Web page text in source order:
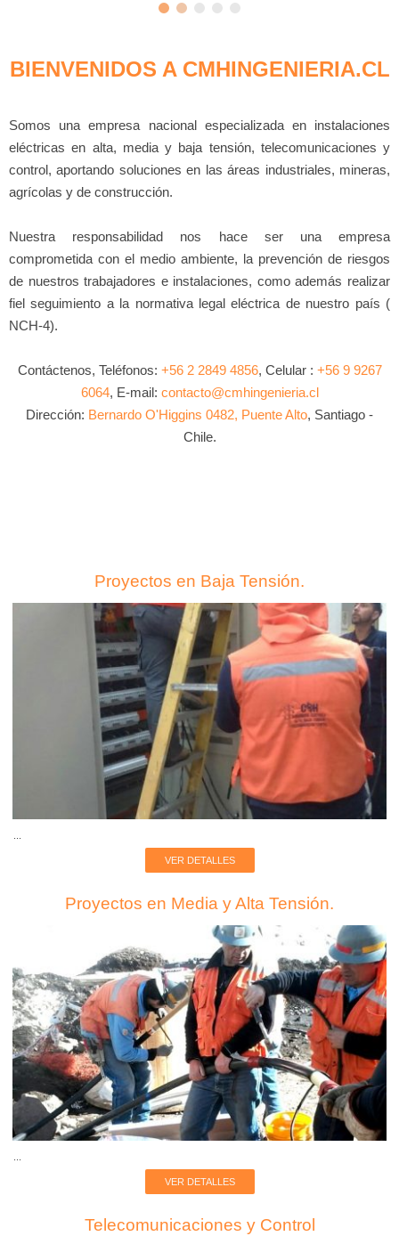
BIENVENIDOS A CMHINGENIERIA.CL
Somos una empresa nacional especializada en instalaciones
eléctricas en alta, media y baja tensión, telecomunicaciones y
control, aportando soluciones en las áreas industriales, mineras,
agrícolas y de construcción.
Nuestra responsabilidad nos hace ser una empresa
comprometida con el medio ambiente, la prevención de riesgos
de nuestros trabajadores e instalaciones, como además realizar
fiel seguimiento a la normativa legal eléctrica de nuestro país (
NCH-4).
Contáctenos, Teléfonos: +56 2 2849 4856, Celular : +56 9 9267
6064, E-mail: contacto@cmhingenieria.cl
Dirección: Bernardo O'Higgins 0482, Puente Alto, Santiago -
Chile.
Proyectos en Baja Tensión.
VER DETALLES
Proyectos en Media y Alta Tensión.
VER DETALLES
Telecomunicaciones y Control